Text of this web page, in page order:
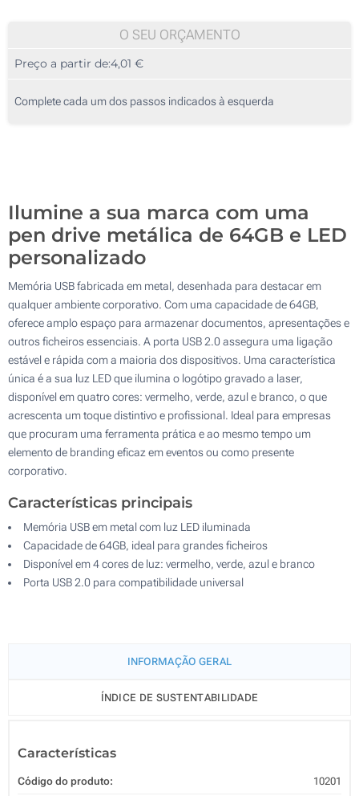
64 GB
200
500
O SEU ORÇAMENTO
Preço a partir de:4,01 €
Complete cada um dos passos indicados à esquerda
Ilumine a sua marca com uma
pen drive metálica de 64GB e LED
personalizado
Memória USB fabricada em metal, desenhada para destacar em
qualquer ambiente corporativo. Com uma capacidade de 64GB,
oferece amplo espaço para armazenar documentos, apresentações e
outros ficheiros essenciais. A porta USB 2.0 assegura uma ligação
estável e rápida com a maioria dos dispositivos. Uma característica
única é a sua luz LED que ilumina o logótipo gravado a laser,
disponível em quatro cores: vermelho, verde, azul e branco, o que
acrescenta um toque distintivo e profissional. Ideal para empresas
que procuram uma ferramenta prática e ao mesmo tempo um
elemento de branding eficaz em eventos ou como presente
corporativo.
Características principais
Memória USB em metal com luz LED iluminada
Capacidade de 64GB, ideal para grandes ficheiros
Disponível em 4 cores de luz: vermelho, verde, azul e branco
Porta USB 2.0 para compatibilidade universal
INFORMAÇÃO GERAL
ÍNDICE DE SUSTENTABILIDADE
Características
Código do produto: 10201